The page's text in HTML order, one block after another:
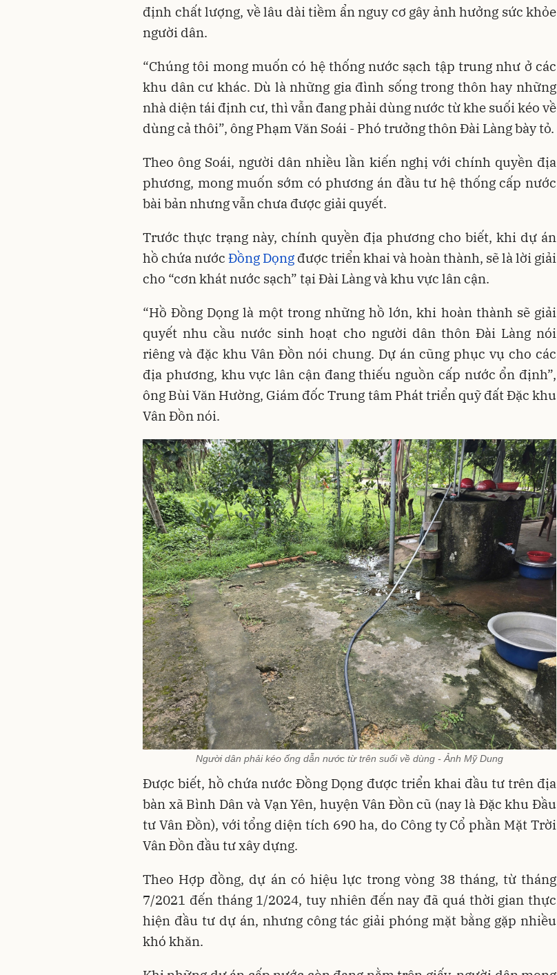
định chất lượng, về lâu dài tiềm ẩn nguy cơ gây ảnh hưởng sức khỏe
người dân.
“Chúng tôi mong muốn có hệ thống nước sạch tập trung như ở các
khu dân cư khác. Dù là những gia đình sống trong thôn hay những
nhà diện tái định cư, thì vẫn đang phải dùng nước từ khe suối kéo về
dùng cả thôi”, ông Phạm Văn Soái - Phó trưởng thôn Đài Làng bày tỏ.
Theo ông Soái, người dân nhiều lần kiến nghị với chính quyền địa
phương, mong muốn sớm có phương án đầu tư hệ thống cấp nước
bài bản nhưng vẫn chưa được giải quyết.
Trước thực trạng này, chính quyền địa phương cho biết, khi dự án
hồ chứa nước Đồng Dọng được triển khai và hoàn thành, sẽ là lời giải
cho “cơn khát nước sạch” tại Đài Làng và khu vực lân cận.
“Hồ Đồng Dọng là một trong những hồ lớn, khi hoàn thành sẽ giải
quyết nhu cầu nước sinh hoạt cho người dân thôn Đài Làng nói
riêng và đặc khu Vân Đồn nói chung. Dự án cũng phục vụ cho các
địa phương, khu vực lân cận đang thiếu nguồn cấp nước ổn định”,
ông Bùi Văn Hường, Giám đốc Trung tâm Phát triển quỹ đất Đặc khu
Vân Đồn nói.
Người dân phải kéo ống dẫn nước từ trên suối về dùng - Ảnh Mỹ Dung
Được biết, hồ chứa nước Đồng Dọng được triển khai đầu tư trên địa
bàn xã Bình Dân và Vạn Yên, huyện Vân Đồn cũ (nay là Đặc khu Đầu
tư Vân Đồn), với tổng diện tích 690 ha, do Công ty Cổ phần Mặt Trời
Vân Đồn đầu tư xây dựng.
Theo Hợp đồng, dự án có hiệu lực trong vòng 38 tháng, từ tháng
7/2021 đến tháng 1/2024, tuy nhiên đến nay đã quá thời gian thực
hiện đầu tư dự án, nhưng công tác giải phóng mặt bằng gặp nhiều
khó khăn.